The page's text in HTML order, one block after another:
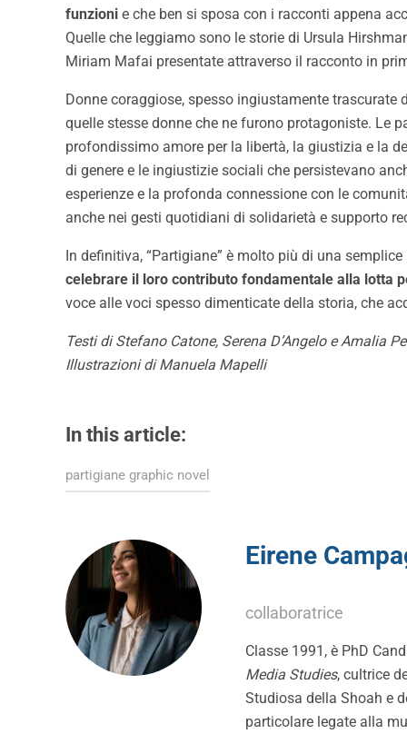
funzioni e che ben si sposa con i racconti appena
Quelle che leggiamo sono le storie di Ursula
Miriam Mafai presentate attraverso il racconto in
Donne coraggiose, spesso ingiustamente
quelle stesse donne che ne furono protagoniste. Le
profondissimo amore per la libertà, la giustizia e la
di genere e le ingiustizie sociali che persistevano
esperienze e la profonda connessione con le
anche nei gesti quotidiani di solidarietà e supporto
In definitiva, “Partigiane” è molto più di una
celebrare il loro contributo fondamentale alla lotta
voce alle voci spesso dimenticate della storia, che
Testi di Stefano Catone, Serena D’Angelo e Amalia
Illustrazioni di Manuela Mapelli
In this article:
partigiane graphic novel
Eirene
collaboratrice
Classe 1991, è PhD
Media Studies, cultrice
Studiosa della Shoah e
particolare legate alla